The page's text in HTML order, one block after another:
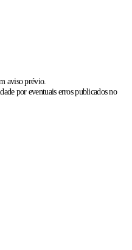
aviso prévio.
por eventuais erros publicados no